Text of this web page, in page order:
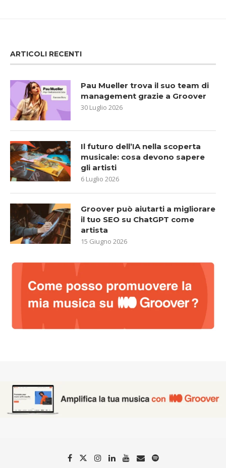
ARTICOLI RECENTI
Pau Mueller trova il suo team di
management grazie a Groover
30 Luglio 2026
Il futuro dell’IA nella scoperta
musicale: cosa devono sapere
gli artisti
6 Luglio 2026
Groover può aiutarti a migliorare
il tuo SEO su ChatGPT come
artista
15 Giugno 2026